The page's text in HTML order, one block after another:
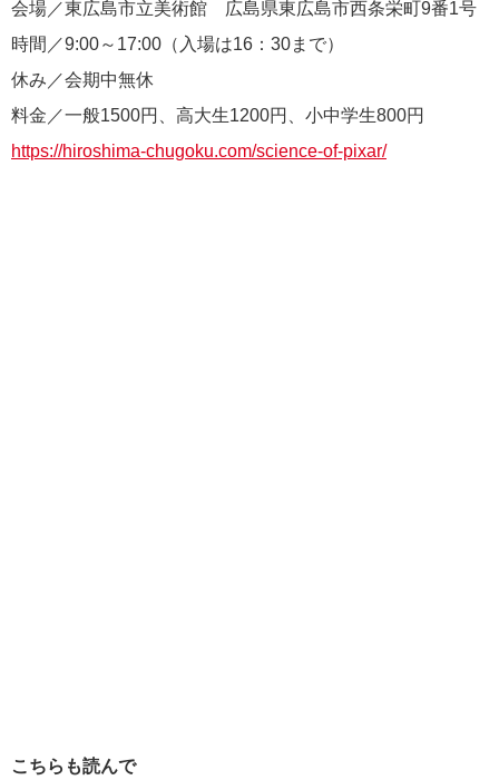
会場／東広島市立美術館 広島県東広島市西条栄町9番1号
時間／9:00～17:00（入場は16：30まで）
休み／会期中無休
料金／一般1500円、高大生1200円、小中学生800円
https://hiroshima-chugoku.com/science-of-pixar/
こちらも読んで